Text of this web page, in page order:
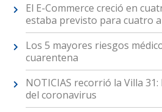
El E-Commerce creció en
estaba previsto para cuatro
Los 5 mayores riesgos
cuarentena
NOTICIAS recorrió la Villa
del coronavirus